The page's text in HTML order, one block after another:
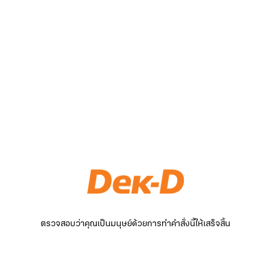
ตรวจสอบว่าคุณเป็นมนุษย์ด้วยการทำคำสั่งนี้ให้เสร็จสิ้น